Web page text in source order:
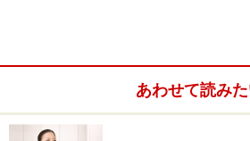
あわせて読み